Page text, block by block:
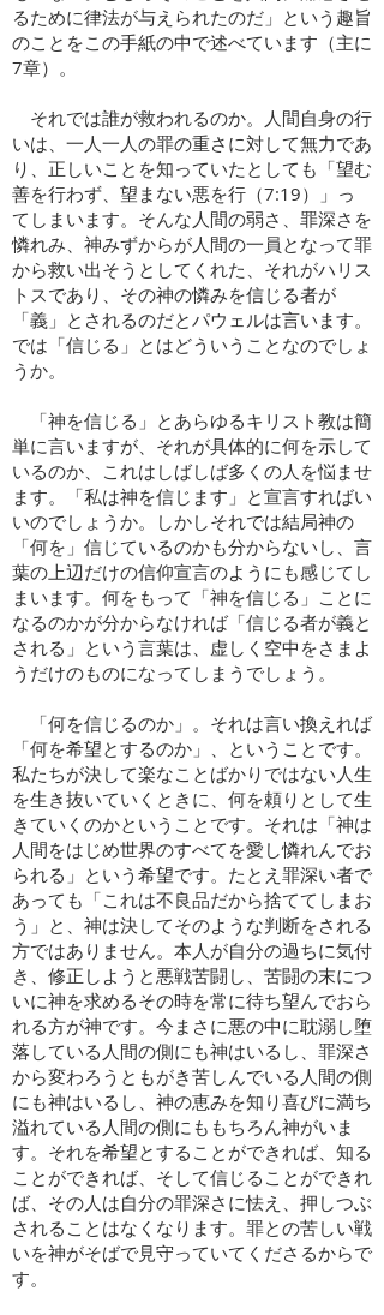
るために律法が与えられたのだ」という趣旨
のことをこの手紙の中で述べています（主に
7章）。
それでは誰が救われるのか。人間自身の行
いは、一人一人の罪の重さに対して無力であ
り、正しいことを知っていたとしても「望む
善を行わず、望まない悪を行（7:19）」っ
てしまいます。そんな人間の弱さ、罪深さを
憐れみ、神みずからが人間の一員となって罪
から救い出そうとしてくれた、それがハリス
トスであり、その神の憐みを信じる者が
「義」とされるのだとパウェルは言います。
では「信じる」とはどういうことなのでしょ
うか。
「神を信じる」とあらゆるキリスト教は簡
単に言いますが、それが具体的に何を示して
いるのか、これはしばしば多くの人を悩ませ
ます。「私は神を信じます」と宣言すればい
いのでしょうか。しかしそれでは結局神の
「何を」信じているのかも分からないし、言
葉の上辺だけの信仰宣言のようにも感じてし
まいます。何をもって「神を信じる」ことに
なるのかが分からなければ「信じる者が義と
される」という言葉は、虚しく空中をさまよ
うだけのものになってしまうでしょう。
「何を信じるのか」。それは言い換えれば
「何を希望とするのか」、ということです。
私たちが決して楽なことばかりではない人生
を生き抜いていくときに、何を頼りとして生
きていくのかということです。それは「神は
人間をはじめ世界のすべてを愛し憐れんでお
られる」という希望です。たとえ罪深い者で
あっても「これは不良品だから捨ててしまお
う」と、神は決してそのような判断をされる
方ではありません。本人が自分の過ちに気付
き、修正しようと悪戦苦闘し、苦闘の末につ
いに神を求めるその時を常に待ち望んでおら
れる方が神です。今まさに悪の中に耽溺し堕
落している人間の側にも神はいるし、罪深さ
から変わろうともがき苦しんでいる人間の側
にも神はいるし、神の恵みを知り喜びに満ち
溢れている人間の側にももちろん神がいま
す。それを希望とすることができれば、知る
ことができれば、そして信じることができれ
ば、その人は自分の罪深さに怯え、押しつぶ
されることはなくなります。罪との苦しい戦
いを神がそばで見守っていてくださるからで
す。